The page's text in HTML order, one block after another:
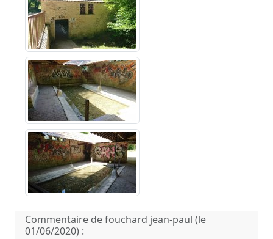
Commentaire de fouchard jean-paul (le
01/06/2020) :